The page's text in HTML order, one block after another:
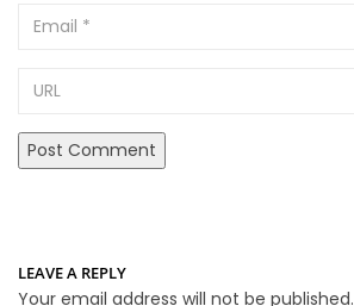
Email
LEAVE A REPLY
Your email address will not be published.